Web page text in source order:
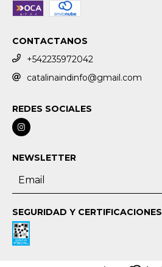
CONTACTANOS
+542235972042
catalinaindinfo@gmail.com
REDES SOCIALES
NEWSLETTER
SEGURIDAD Y CERTIFICACIONES